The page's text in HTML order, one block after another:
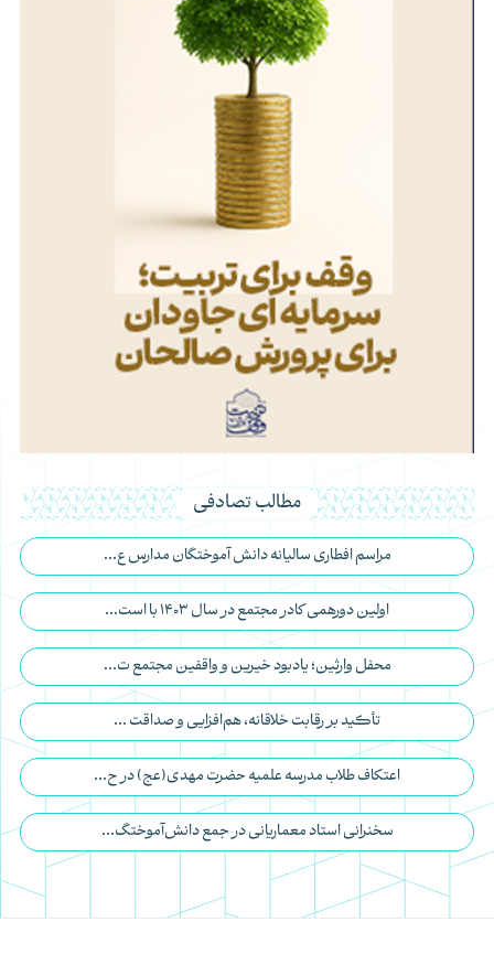
مطالب تصادفی
مراسم افطاری سالیانه دانش آموختگان مدارس ع...
اولین دورهمی کادر مجتمع در سال 1403 با است...
محفل وارثین؛ یادبود خیرین و واقفین مجتمع ت...
تأکید بر رقابت خلاقانه، هم‌افزایی و صداقت ...
اعتکاف طلاب مدرسه علمیه حضرت مهدی(عج) در ح...
سخنرانی استاد معماریانی در جمع دانش‌آموختگ...